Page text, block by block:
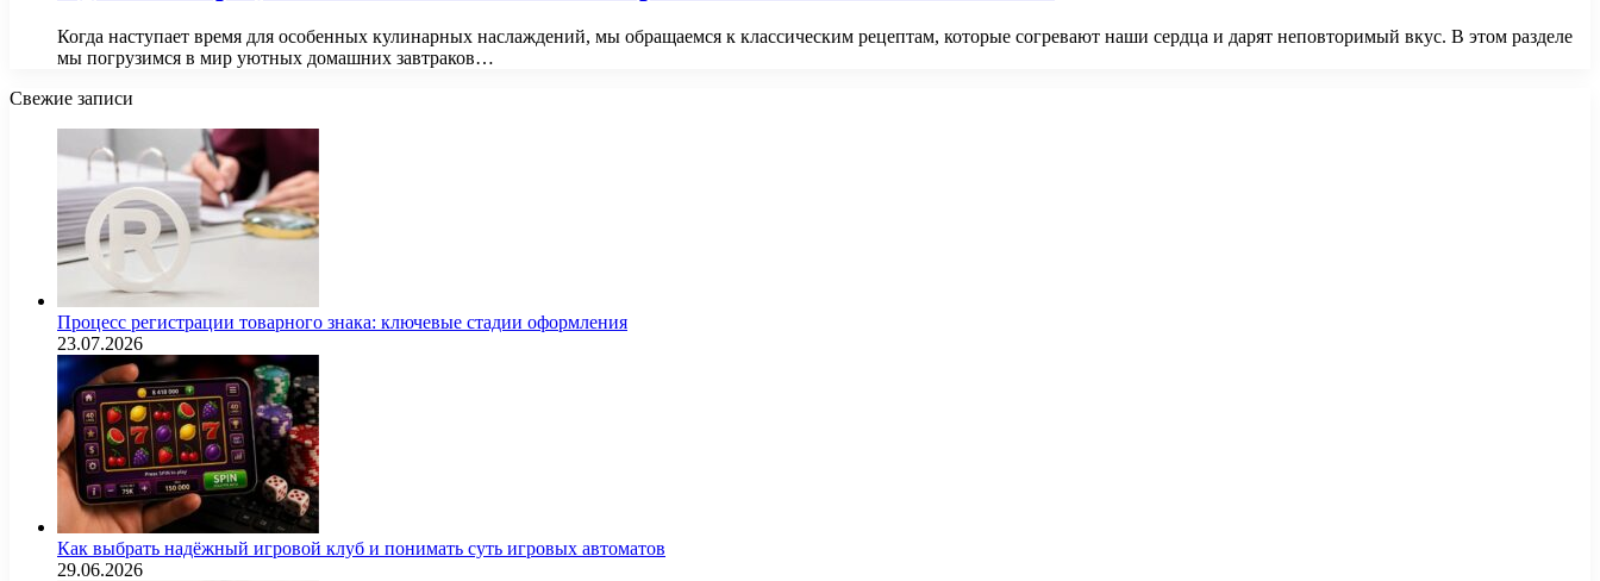
Когда наступает время для особенных кулинарных наслаждений, мы обращаемся к классическим рецептам, которые согревают наши сердца и дарят неповторимый вкус. В этом разделе
мы погрузимся в мир уютных домашних завтраков…
Свежие записи
Процесс регистрации товарного знака: ключевые стадии оформления
23.07.2026
Как выбрать надёжный игровой клуб и понимать суть игровых автоматов
29.06.2026